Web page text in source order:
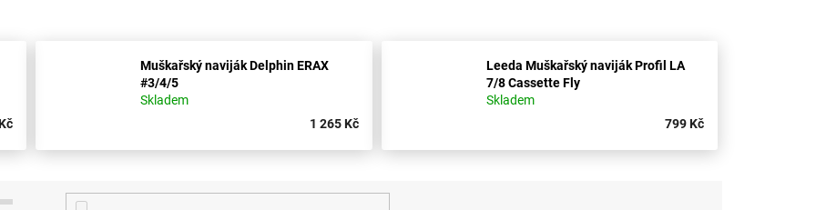
Muškařský naviják Delphin ERAX
#3/4/5
Skladem
1 265 Kč
Leeda Muškařský naviják Profil LA
7/8 Cassette Fly
Skladem
799 Kč